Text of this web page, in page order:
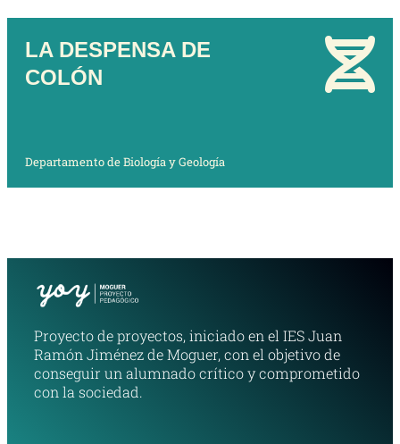
LA DESPENSA DE
COLÓN
Departamento de Biología y Geología
Proyecto de proyectos, iniciado en el IES Juan
Ramón Jiménez de Moguer, con el objetivo de
conseguir un alumnado crítico y comprometido
con la sociedad.